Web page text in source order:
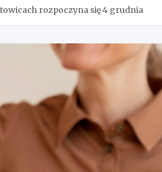
rozpoczyna się 4 grudnia